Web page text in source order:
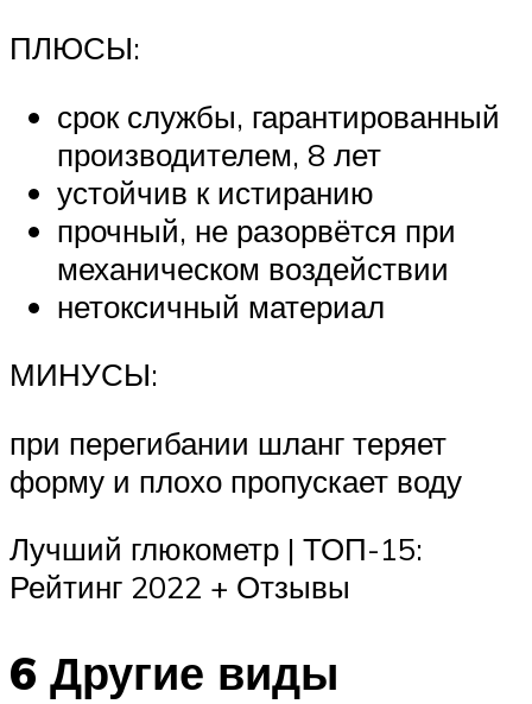
ПЛЮСЫ:
срок службы, гарантированный
производителем, 8 лет
устойчив к истиранию
прочный, не разорвётся при
механическом воздействии
нетоксичный материал
МИНУСЫ:
при перегибании шланг теряет
форму и плохо пропускает воду
Лучший глюкометр | ТОП-15:
Рейтинг 2022 + Отзывы
6 Другие виды